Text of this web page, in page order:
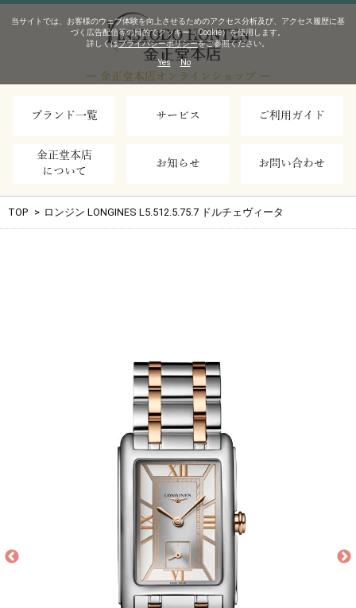
― 金正堂本店オンラインショップ ―
ブランド一覧 サービス ご利用ガイド
金正堂本店
について
お知らせ お問い合わせ
TOP > ロンジン LONGINES L5.512.5.75.7 ドルチェヴィータ
当サイトでは、お客様のウェブ体験を向上させるためのアクセス分析及び、アクセス履歴に基
づく広告配信等の目的でクッキー（Cookie）を使用します。
詳しくはプライバシーポリシーをご参照ください。
Yes No